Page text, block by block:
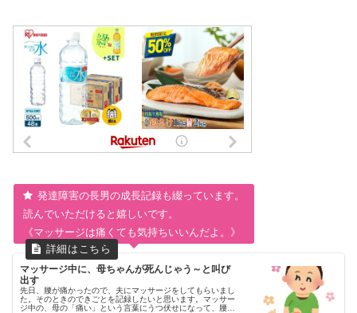
発達障害の長男の成長記録も綴っています。
読んでいただけると嬉しいです。
《マッサージは痛くても気持ちいいんだよ。》
マッサージ中に、母ちゃんが死んじゃう～と叫び
出す
先日、腰が痛かったので、夫にマッサージをしてもらいまし
た。そのときのできごとを記録したいと思います。マッサー
ジ中の、母の「痛い」という言葉にうつ伏せになって、腰を